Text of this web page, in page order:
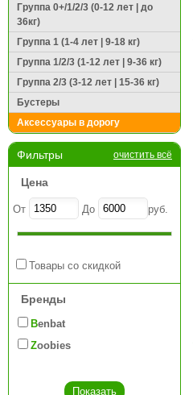
Группа 0+/1/2/3 (0-12 лет | до
36кг)
Группа 1 (1-4 лет | 9-18 кг)
Группа 1/2/3 (1-12 лет | 9-36 кг)
Группа 2/3 (3-12 лет | 15-36 кг)
Бустеры
Аксессуары в дорогу
Фильтры очистить всё
Цена
От До руб.
Товары со скидкой
Бренды
Benbat
Zoobies